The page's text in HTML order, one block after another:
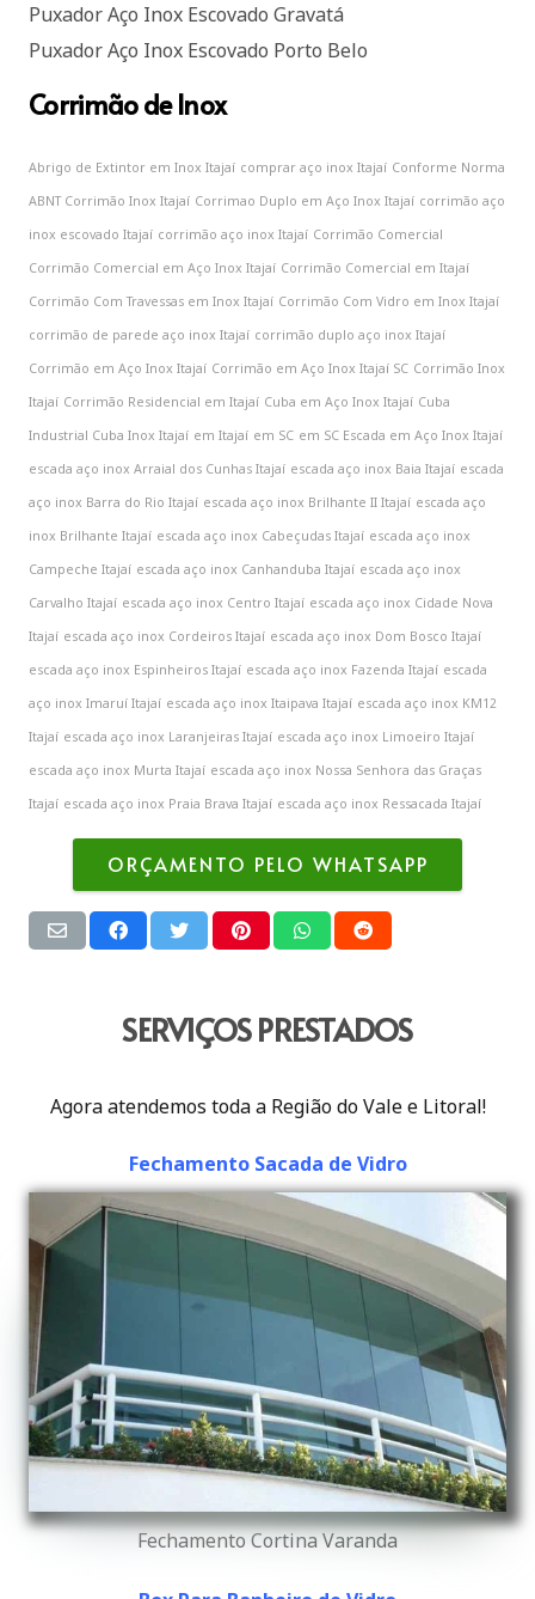
Puxador Aço Inox Escovado Gravatá
Puxador Aço Inox Escovado Porto Belo
Corrimão de Inox
Abrigo de Extintor em Inox Itajaí comprar aço inox Itajaí Conforme Norma
ABNT Corrimão Inox Itajaí Corrimao Duplo em Aço Inox Itajaí corrimão aço
inox escovado Itajaí corrimão aço inox Itajaí Corrimão Comercial
Corrimão Comercial em Aço Inox Itajaí Corrimão Comercial em Itajaí
Corrimão Com Travessas em Inox Itajaí Corrimão Com Vidro em Inox Itajaí
corrimão de parede aço inox Itajaí corrimão duplo aço inox Itajaí
Corrimão em Aço Inox Itajaí Corrimão em Aço Inox Itajaí SC Corrimão Inox
Itajaí Corrimão Residencial em Itajaí Cuba em Aço Inox Itajaí Cuba
Industrial Cuba Inox Itajaí em Itajaí em SC em SC Escada em Aço Inox Itajaí
escada aço inox Arraial dos Cunhas Itajaí escada aço inox Baia Itajaí escada
aço inox Barra do Rio Itajaí escada aço inox Brilhante II Itajaí escada aço
inox Brilhante Itajaí escada aço inox Cabeçudas Itajaí escada aço inox
Campeche Itajaí escada aço inox Canhanduba Itajaí escada aço inox
Carvalho Itajaí escada aço inox Centro Itajaí escada aço inox Cidade Nova
Itajaí escada aço inox Cordeiros Itajaí escada aço inox Dom Bosco Itajaí
escada aço inox Espinheiros Itajaí escada aço inox Fazenda Itajaí escada
aço inox Imaruí Itajaí escada aço inox Itaipava Itajaí escada aço inox KM12
Itajaí escada aço inox Laranjeiras Itajaí escada aço inox Limoeiro Itajaí
escada aço inox Murta Itajaí escada aço inox Nossa Senhora das Graças
Itajaí escada aço inox Praia Brava Itajaí escada aço inox Ressacada Itajaí
ORÇAMENTO PELO WHATSAPP
SERVIÇOS PRESTADOS
Agora atendemos toda a Região do Vale e Litoral!
Fechamento Sacada de Vidro
Fechamento Cortina Varanda